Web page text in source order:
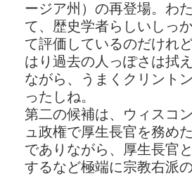
ージア州）の再登場。わ
て、歴史学者らしいしっ
て評価しているのだけれ
はり過去の人っぽさは拭
ながら、うまくクリント
ったしね。
第二の候補は、ウィスコ
ュ政権で厚生長官を務め
でありながら、厚生長官
するなど極端に宗教右派